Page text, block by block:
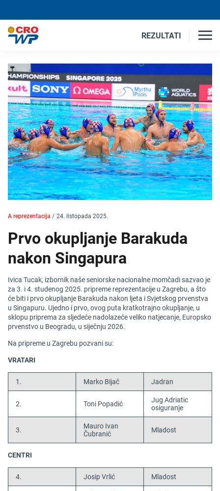
REZULTATI
A reprezentacija / 24. listopada 2025.
Prvo okupljanje Barakuda
nakon Singapura
Ivica Tucak, izbornik naše seniorske nacionalne momčadi sazvao je
za 3. i 4. studenog 2025. pripreme reprezentacije u Zagrebu, a što
će biti i prvo okupljanje Barakuda nakon ljeta i Svjetskog prvenstva
u Singapuru. Ujedno i prvo, ovog puta kratkotrajno okupljanje, u
sklopu priprema za sljedeće nadolazeće veliko natjecanje, Europsko
prvenstvo u Beogradu, u siječnju 2026.
Na pripreme u Zagrebu pozvani su:
VRATARI
1. Marko Bijač Jadran
2. Toni Popadić
Jug Adriatic
osiguranje
3.
Mauro Ivan
Čubranić
Mladost
CENTRI
4. Josip Vrlić Mladost